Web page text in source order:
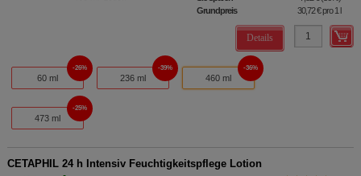
Grundpreis
30,72 €pro 1 l
Details
60 ml
26%
236 ml
39%
460 ml
36%
473 ml
25%
CETAPHIL 24 h Intensiv Feuchtigkeitspflege Lotion